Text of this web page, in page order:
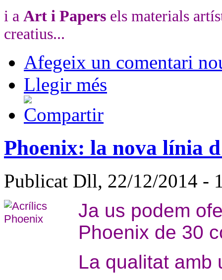
i a Art i Papers els materials
creatius...
Afegeix un comentari
Llegir més
Phoenix: la nova línia
Publicat Dll, 22/12/2014 -
Ja us podem
Phoenix de 30
La qualitat amb